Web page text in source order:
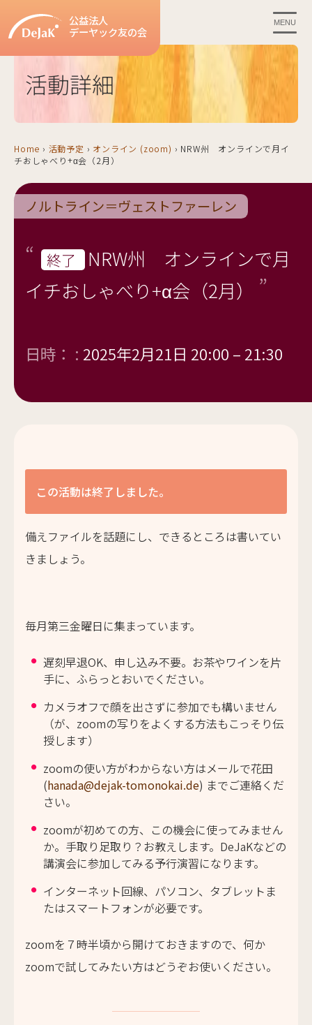
公益法人
デーヤック友の会
MENU
活動詳細
Home › 活動予定 › オンライン (zoom) › NRW州 オンラインで月イ
チおしゃべり+α会（2月）
ノルトライン＝ヴェストファーレン
終了
NRW州 オンラインで月
イチおしゃべり+α会（2月）
日時： : 2025年2月21日 20:00 – 21:30
この活動は終了しました。
備えファイルを話題にし、できるところは書いてい
きましょう。
毎月第三金曜日に集まっています。
遅刻早退OK、申し込み不要。お茶やワインを片
手に、ふらっとおいでください。
カメラオフで顔を出さずに参加でも構いません
（が、zoomの写りをよくする方法もこっそり伝
授します）
zoomの使い方がわからない方はメールで花田
(hanada@dejak-tomonokai.de) までご連絡くだ
さい。
zoomが初めての方、この機会に使ってみません
か。手取り足取り？お教えします。DeJaKなどの
講演会に参加してみる予行演習になります。
インターネット回線、パソコン、タブレットま
たはスマートフォンが必要です。
zoomを７時半頃から開けておきますので、何か
zoomで試してみたい方はどうぞお使いください。